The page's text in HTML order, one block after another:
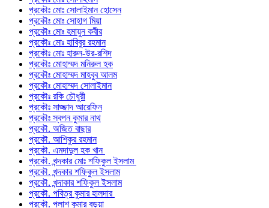
প্রকৌঃ মোঃ সোলাইমান হোসেন
প্রকৌঃ মোঃ সোহাগ মিয়া
প্রকৌঃ মোঃ হমায়ুন কবীর
প্রকৌঃ মোঃ হাবিবুর রহমান
প্রকৌঃ মোঃ হারুন-উর-রশিদ
প্রকৌঃ মোহাম্মদ মনিরুল হক
প্রকৌঃ মোহাম্মদ মাহবুব আলম
প্রকৌঃ মোহাম্মদ সোলাইমান
প্রকৌঃ রকি চৌধুরী
প্রকৌঃ সাজ্জাদ আরেফিন
প্রকৌঃ স্বপন কুমার নাথ
প্রকৌ. অজিত বাছার
প্রকৌ. আশিকুর রহমান
প্রকৌ. এমদাদুল হক খান
প্রকৌ. খন্দকার মোঃ শফিকুল ইসলাম
প্রকৌ. খন্দকার শফিকুল ইসলাম
প্রকৌ. খন্দাকার শফিকুল ইসলাম
প্রকৌ. পবিত্র কুমার হালদার
প্রকৌ. পলাশ কুমার বড়ুয়া